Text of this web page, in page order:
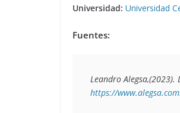
Universidad: Universidad
Fuentes:
https://